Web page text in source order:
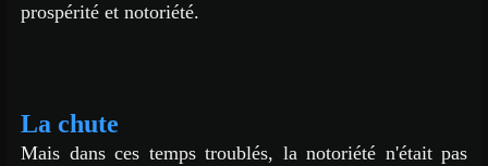
prospérité et notoriété.
La chute
Mais dans ces temps troublés, la notoriété n'était pas